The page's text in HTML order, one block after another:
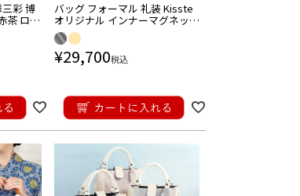
彩 博
茶 ロー
スク
バッグ フォーマル 礼装 Kisste
オリジナル インナーマグネット
シルバーグレー ゴールドベージ
ュ 日本製
¥29,700税込